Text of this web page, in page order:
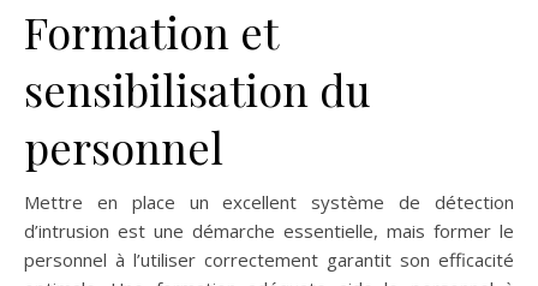
Formation et
sensibilisation du
personnel
Mettre en place un excellent système de détection
d’intrusion est une démarche essentielle, mais former le
personnel à l’utiliser correctement garantit son efficacité